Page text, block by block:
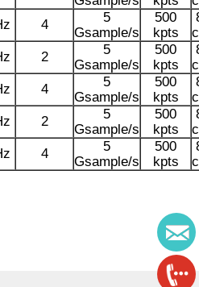
4
5
Gsample/s
500
kpts
2
5
Gsample/s
500
kpts
4
5
Gsample/s
500
kpts
2
5
Gsample/s
500
kpts
4
5
Gsample/s
500
kpts